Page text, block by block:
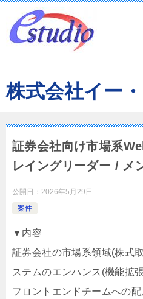
株式会社イー
証券会社向け市場系
レイングリーダー / メ
公開日： 2026年5月29日
案件
▼内容
証券会社の市場系領域(株式
ステムのエンハンス(機能拡
フロントエンドチームへの配